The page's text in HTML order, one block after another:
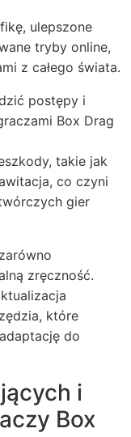
ulepszone
tryby online,
z całego świata.
postępy i
Box Drag
takie jak
co czyni
gier
zręczność.
które
do
i
Box